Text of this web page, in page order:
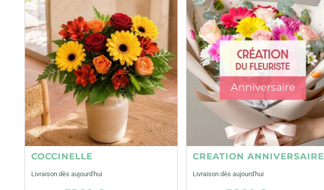
COCCINELLE
Livraison dès aujourd'hui
CREATION ANNIVERSAIRE
Livraison dès aujourd'hui